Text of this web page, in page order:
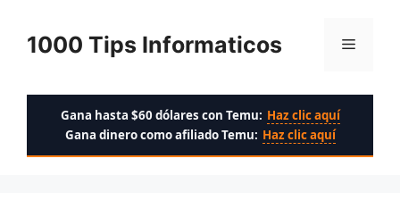
contenido
1000 Tips Informaticos Menú
Gana hasta $60 dólares con Temu: Haz clic aquí
Gana dinero como afiliado Temu: Haz clic aquí